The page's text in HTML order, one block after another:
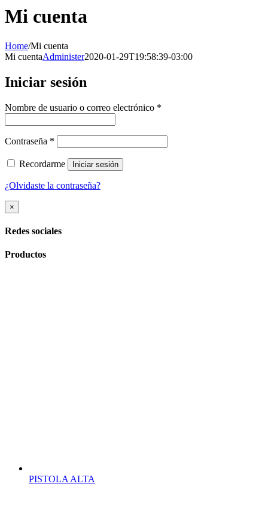
Mi cuenta
Home/Mi cuenta
Mi cuentaAdminister2020-01-29T19:58:39-03:00
Iniciar sesión
Nombre de usuario o correo electrónico *
Contraseña *
Recordarme Iniciar sesión
¿Olvidaste la contraseña?
Close
product
view
×
Redes sociales
Productos
PISTOLA ALTA